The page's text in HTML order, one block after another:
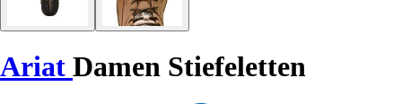
Ariat Damen Stiefeletten